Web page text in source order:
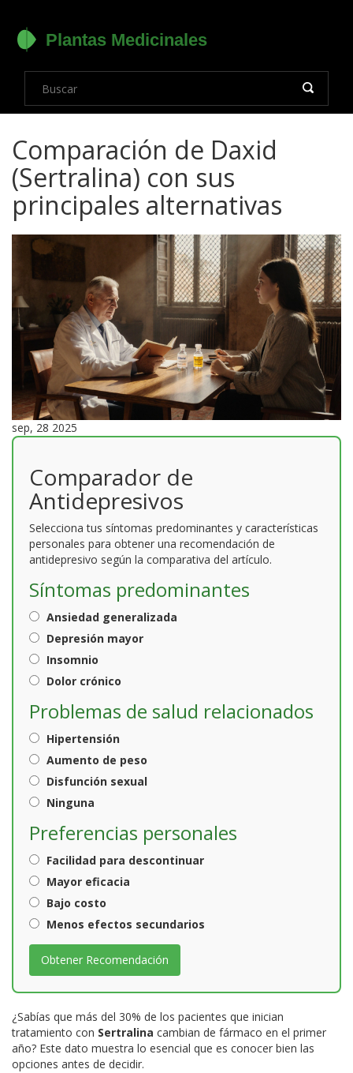
Comparación de Daxid
(Sertralina) con sus
principales alternativas
sep, 28 2025
Comparador de
Antidepresivos
Selecciona tus síntomas predominantes y características
personales para obtener una recomendación de
antidepresivo según la comparativa del artículo.
Síntomas predominantes
Ansiedad generalizada
Depresión mayor
Insomnio
Dolor crónico
Problemas de salud relacionados
Hipertensión
Aumento de peso
Disfunción sexual
Ninguna
Preferencias personales
Facilidad para descontinuar
Mayor eficacia
Bajo costo
Menos efectos secundarios
Obtener Recomendación
¿Sabías que más del 30% de los pacientes que inician
tratamiento con Sertralina cambian de fármaco en el primer
año? Este dato muestra lo esencial que es conocer bien las
opciones antes de decidir.